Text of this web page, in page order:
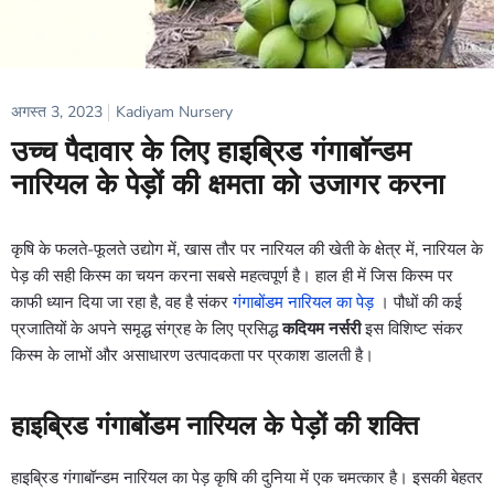
अगस्त 3, 2023 Kadiyam Nursery
उच्च पैदावार के लिए हाइब्रिड गंगाबॉन्डम
नारियल के पेड़ों की क्षमता को उजागर करना
कृषि के फलते-फूलते उद्योग में, खास तौर पर नारियल की खेती के क्षेत्र में, नारियल के
पेड़ की सही किस्म का चयन करना सबसे महत्वपूर्ण है। हाल ही में जिस किस्म पर
काफी ध्यान दिया जा रहा है, वह है संकरगंगाबोंडम नारियल का पेड़। पौधों की कई
प्रजातियों के अपने समृद्ध संग्रह के लिए प्रसिद्धकदियम नर्सरीइस विशिष्ट संकर
किस्म के लाभों और असाधारण उत्पादकता पर प्रकाश डालती है।
हाइब्रिड गंगाबोंडम नारियल के पेड़ों की शक्ति
हाइब्रिड गंगाबॉन्डम नारियल का पेड़ कृषि की दुनिया में एक चमत्कार है। इसकी बेहतर